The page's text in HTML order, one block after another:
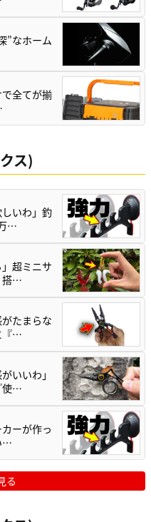
”なホーム
全てが揃
ス)
しいわ」釣
…
超ミニサ
搭…
たまらな
『…
いいわ」
使…
ーが作っ
…
る